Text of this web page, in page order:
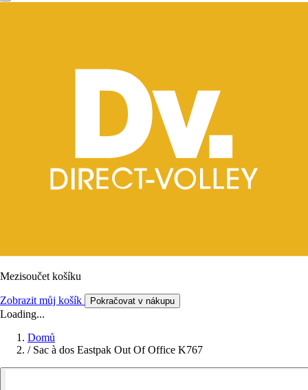
Mezisoučet košíku
Zobrazit můj košík Pokračovat v nákupu
Loading...
Domů
/ Sac à dos Eastpak Out Of Office K767